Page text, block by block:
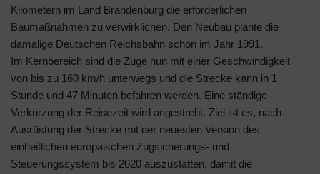
Kilometern im Land Brandenburg die erforderlichen
Baumaßnahmen zu verwirklichen. Den Neubau plante die
damalige Deutschen Reichsbahn schon im Jahr 1991.
Im Kernbereich sind die Züge nun mit einer Geschwindigkeit
von bis zu 160 km/h unterwegs und die Strecke kann in 1
Stunde und 47 Minuten befahren werden. Eine ständige
Verkürzung der Reisezeit wird angestrebt. Ziel ist es, nach
Ausrüstung der Strecke mit der neuesten Version des
einheitlichen europäischen Zugsicherungs- und
Steuerungssystem bis 2020 auszustatten, damit die